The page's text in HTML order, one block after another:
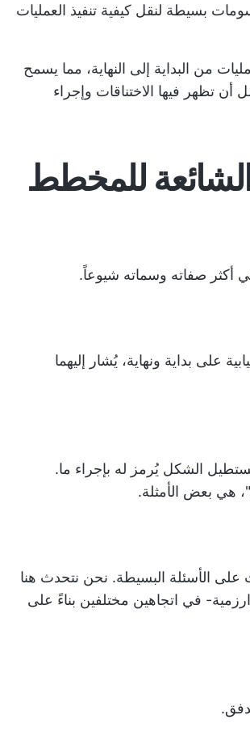
بسيطة لنقل كيفية تنفيذ العمليات
من البداية إلى النهاية، مما يسمح
أن تظهر فيها الاختناقات وإجراء
للمخطط
أكثر صفاته وسماته شيوعاً.
بداية ونهاية، يُشار إليهما
الشكل يُرمز له بإجراء ما.
هي بعض الأمثلة.
على الأسئلة البسيطة. نحن نتحدث هنا
في اتجاهين مختلفين بناءً على